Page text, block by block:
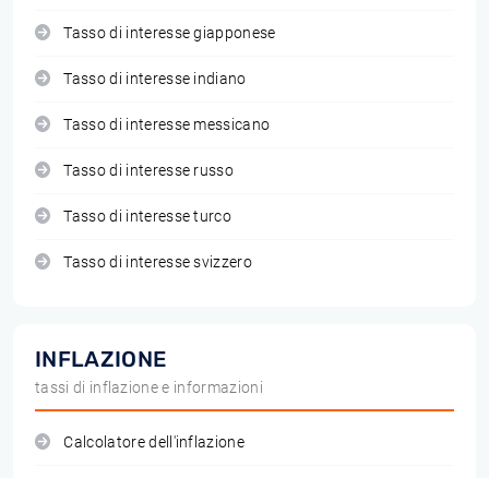
Tasso di interesse giapponese
Tasso di interesse indiano
Tasso di interesse messicano
Tasso di interesse russo
Tasso di interesse turco
Tasso di interesse svizzero
INFLAZIONE
tassi di inflazione e informazioni
Calcolatore dell'inflazione